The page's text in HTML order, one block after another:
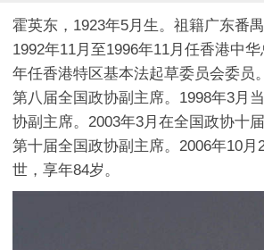
霍英东，1923年5月生。祖籍广东番
1992年11月至1996年11月任香港中
年任香港特区基本法起草委员会委员
第八届全国政协副主席。1998年3月
协副主席。2003年3月在全国政协十
第十届全国政协副主席。2006年10月
世，享年84岁。